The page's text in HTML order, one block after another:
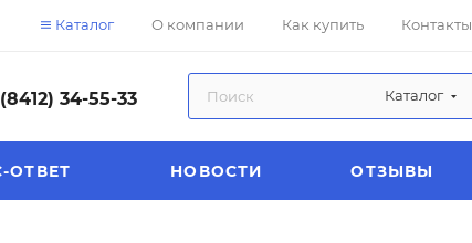
Каталог О компании Как купить Контакты
34-55-33 Каталог
ОТВЕТ НОВОСТИ ОТЗЫВЫ